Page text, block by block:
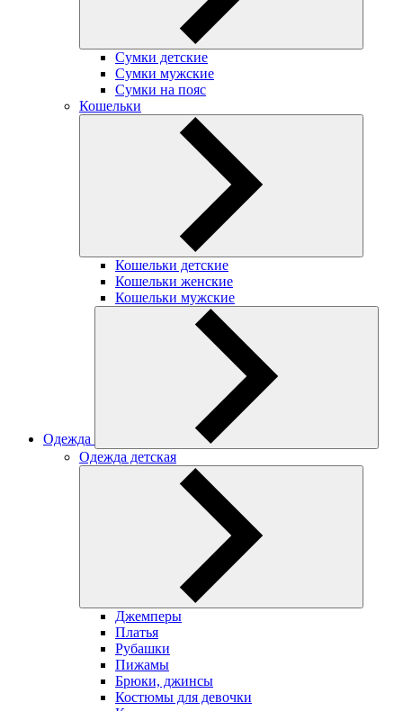
Сумки детские
Сумки мужские
Сумки на пояс
Кошельки
Кошельки детские
Кошельки женские
Кошельки мужские
Одежда
Одежда детская
Джемперы
Платья
Рубашки
Пижамы
Брюки, джинсы
Костюмы для девочки